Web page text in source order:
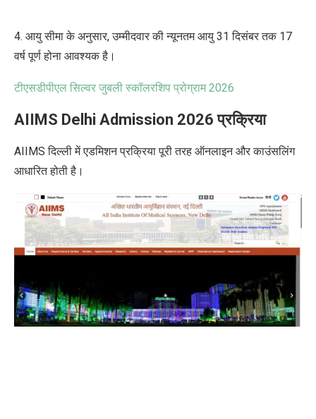
4. आयु सीमा के अनुसार, उम्मीदवार की न्यूनतम आयु 31 दिसंबर तक 17
वर्षपूर्णहोना आवश्यक है।
टीएसडीपीएल सिल्वर जुबली स्कॉलरशिप प्रोग्राम2026
AIIMS Delhi Admission 2026 प्रक्रिया
AIIMS दिल्ली में एडमिशन प्रक्रिया पूरी तरह ऑनलाइन और काउंसलिंग
आधारित होती है।